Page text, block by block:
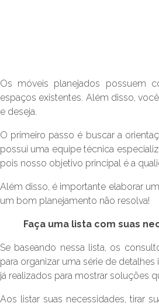
Os móveis planejados possuem
espaços existentes. Além disso,
e deseja.
O primeiro passo é buscar a
possui uma equipe técnica
pois nosso objetivo principal é a
Além disso, é importante elaborar
um bom planejamento não resolva!
Faça uma lista com suas
Se baseando nessa lista, os
para organizar uma série de
já realizados para mostrar soluções
Aos listar suas necessidades, tirar